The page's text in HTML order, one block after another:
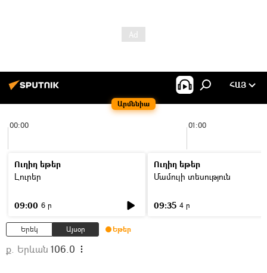
Արմենիա
ՀԱՅ
00:00 01:00
Ուղիղ եթեր
Լուրեր
09:00 6 ր
Ուղիղ եթեր
Մամուլի տեսություն
09:35 4 ր
Երեկ Այսօր Եթեր
ք. Երևան 106.0